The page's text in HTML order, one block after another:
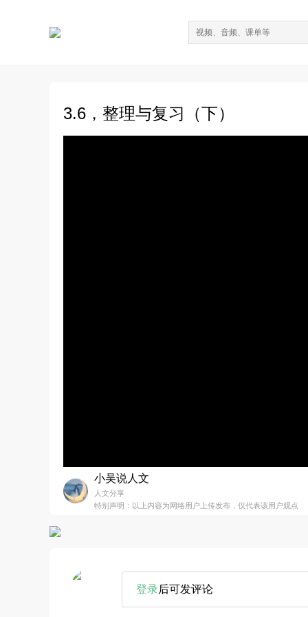
3.6，整理与复习（下）
小吴说人文
人文分享
特别声明：以上内容为网络用户上传发布，仅代表该用户观点
登录后可发评论